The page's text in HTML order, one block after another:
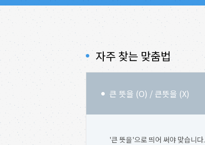
자주 찾는 맞춤법
큰 뜻을 (O) / 큰뜻을 (X)
'큰 뜻을'으로 띄어 써야 맞습니다.